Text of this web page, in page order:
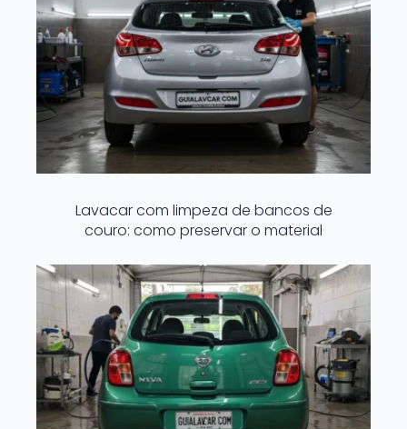
Lavacar com limpeza de bancos de
couro: como preservar o material